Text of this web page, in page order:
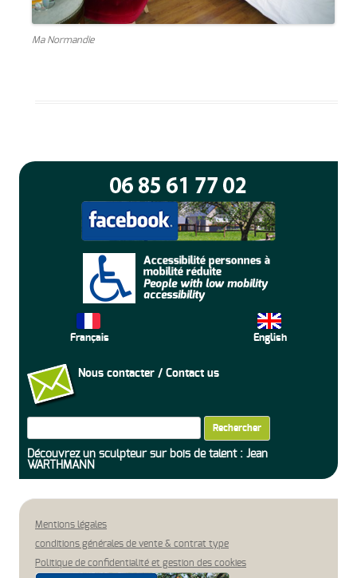
Ma Normandie
Français English
Nous contacter / Contact us
Découvrez un sculpteur sur bois de talent : Jean
WARTHMANN
Mentions légales
conditions générales de vente & contrat type
Politique de confidentialité et gestion des cookies